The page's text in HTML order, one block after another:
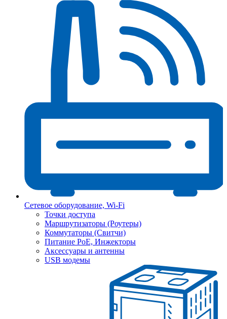
Сетевое оборудование, Wi-Fi
Точки доступа
Маршрутизаторы (Роутеры)
Коммутаторы (Свитчи)
Питание PoE, Инжекторы
Аксессуары и антенны
USB модемы